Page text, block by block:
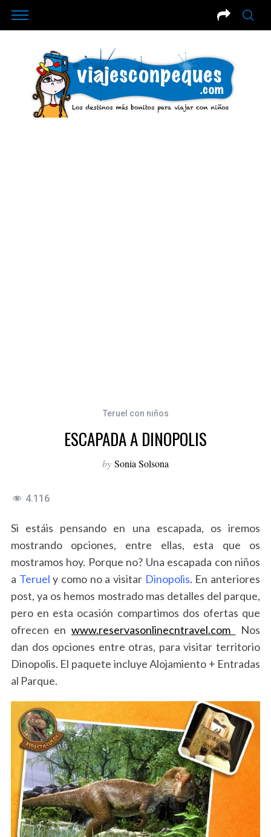
Teruel con niños
ESCAPADA A DINOPOLIS
by Sonia Solsona
4.116
Si estáis pensando en una escapada, os iremos
mostrando opciones, entre ellas, esta que os
mostramos hoy. Porque no? Una escapada con niños
a Teruel y como no a visitar Dinopolis. En anteriores
post, ya os hemos mostrado mas detalles del parque,
pero en esta ocasión compartimos dos ofertas que
ofrecen en www.reservasonlinecntravel.com
Nos
dan dos opciones entre otras, para visitar territorio
Dinopolis. El paquete incluye Alojamiento + Entradas
al Parque.